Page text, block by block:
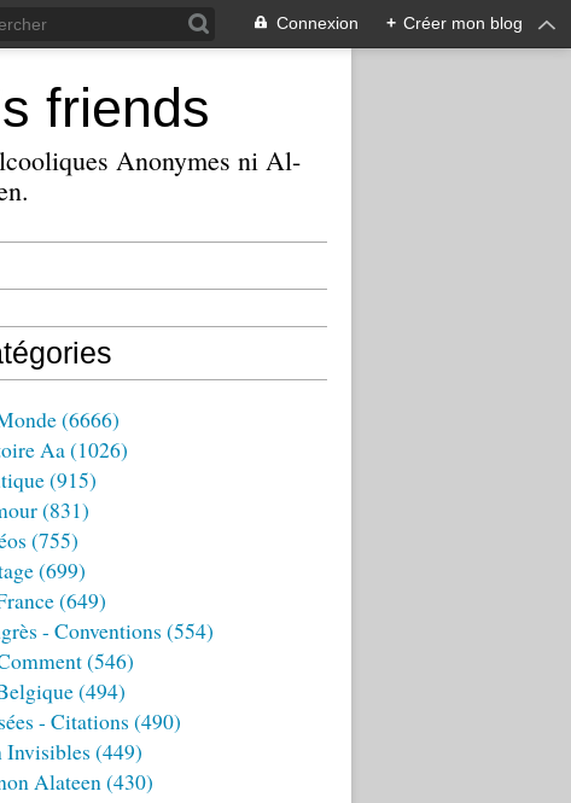
Connexion + Créer mon blog
friends
Anonymes ni Al-
(6666)
Aa(1026)
(915)
(831)
(755)
(699)
(649)
- Conventions (554)
(546)
(494)
- Citations (490)
Invisibles (449)
Alateen(430)